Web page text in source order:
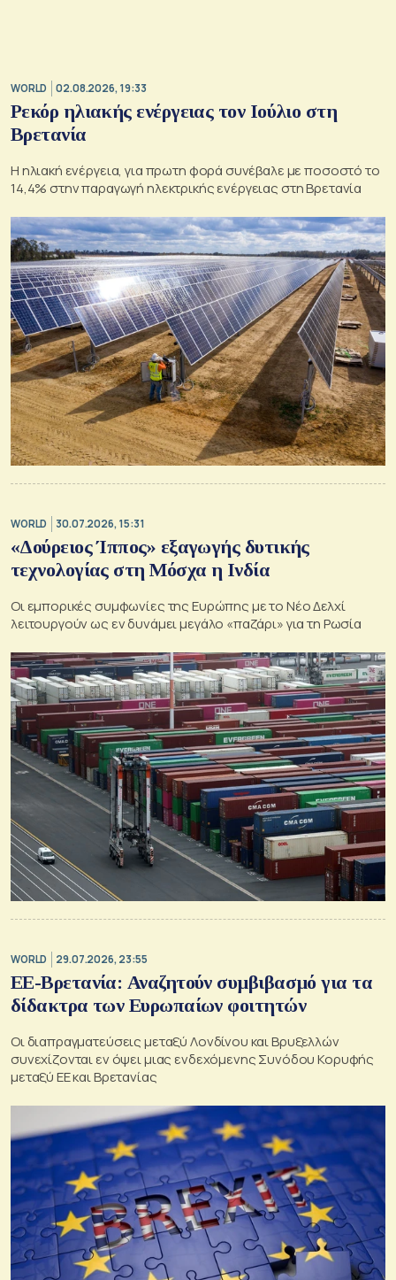
WORLD 02.08.2026, 19:33
Ρεκόρ ηλιακής ενέργειας τον Ιούλιο στη
Βρετανία
Η ηλιακή ενέργεια, για πρωτη φορά συνέβαλε με ποσοστό το
14,4% στην παραγωγή ηλεκτρικής ενέργειας στη Βρετανία
WORLD 30.07.2026, 15:31
«Δούρειος Ίππος» εξαγωγής δυτικής
τεχνολογίας στη Μόσχα η Ινδία
Οι εμπορικές συμφωνίες της Ευρώπης με το Νέο Δελχί
λειτουργούν ως εν δυνάμει μεγάλο «παζάρι» για τη Ρωσία
WORLD 29.07.2026, 23:55
ΕΕ-Βρετανία: Αναζητούν συμβιβασμό για τα
δίδακτρα των Ευρωπαίων φοιτητών
Οι διαπραγματεύσεις μεταξύ Λονδίνου και Βρυξελλών
συνεχίζονται εν όψει μιας ενδεχόμενης Συνόδου Κορυφής
μεταξύ ΕΕ και Βρετανίας